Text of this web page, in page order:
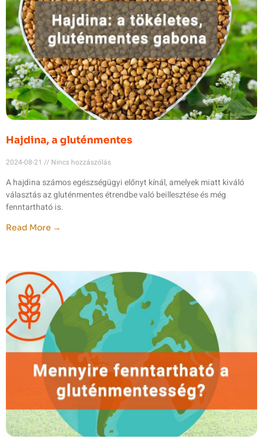
Hajdina, a gluténmentes
2024-08-21 Nincs hozzászólás
A hajdina számos egészségügyi előnyt kínál, amelyek miatt kiváló
választás az gluténmentes étrendbe való beillesztése és még
fenntartható is.
Read More →